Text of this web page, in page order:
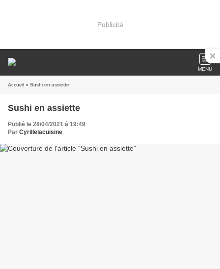
Publicité
MENU
Accueil » Sushi en assiette
Sushi en assiette
Publié le 28/04/2021 à 19:49
Par Cyrillelacuisine